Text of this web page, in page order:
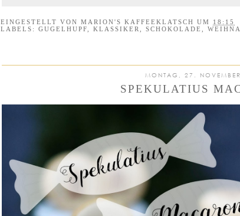
EINGESTELLT VON MARION'S KAFFEEKLATSCH UM 18:15
LABELS: GUGELHUPF KLASSIKER SCHOKOLADE
MONTAG, 27.
SPEKULATIUS